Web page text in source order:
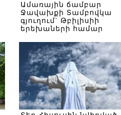
Ամառային ճամբար
Ջավախքի Տամբովկա
գյուղում` Թբիլիսիի
երեխաների համար